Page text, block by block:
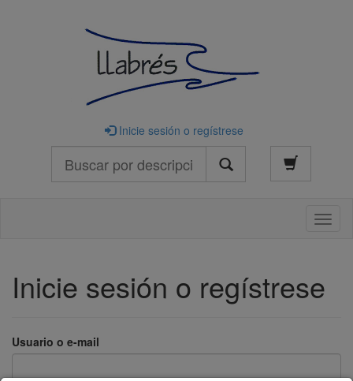
Inicie sesión o regístrese
Inicie sesión o regístrese
Usuario o e-mail